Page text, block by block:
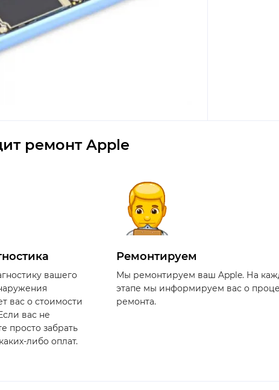
ремонт Apple
вашего
вас о стоимости
вас не
просто забрать
либо оплат.
Ремонтируем
Мы ремонтируем ваш Apple. На
этапе мы информируем вас о
ремонта.